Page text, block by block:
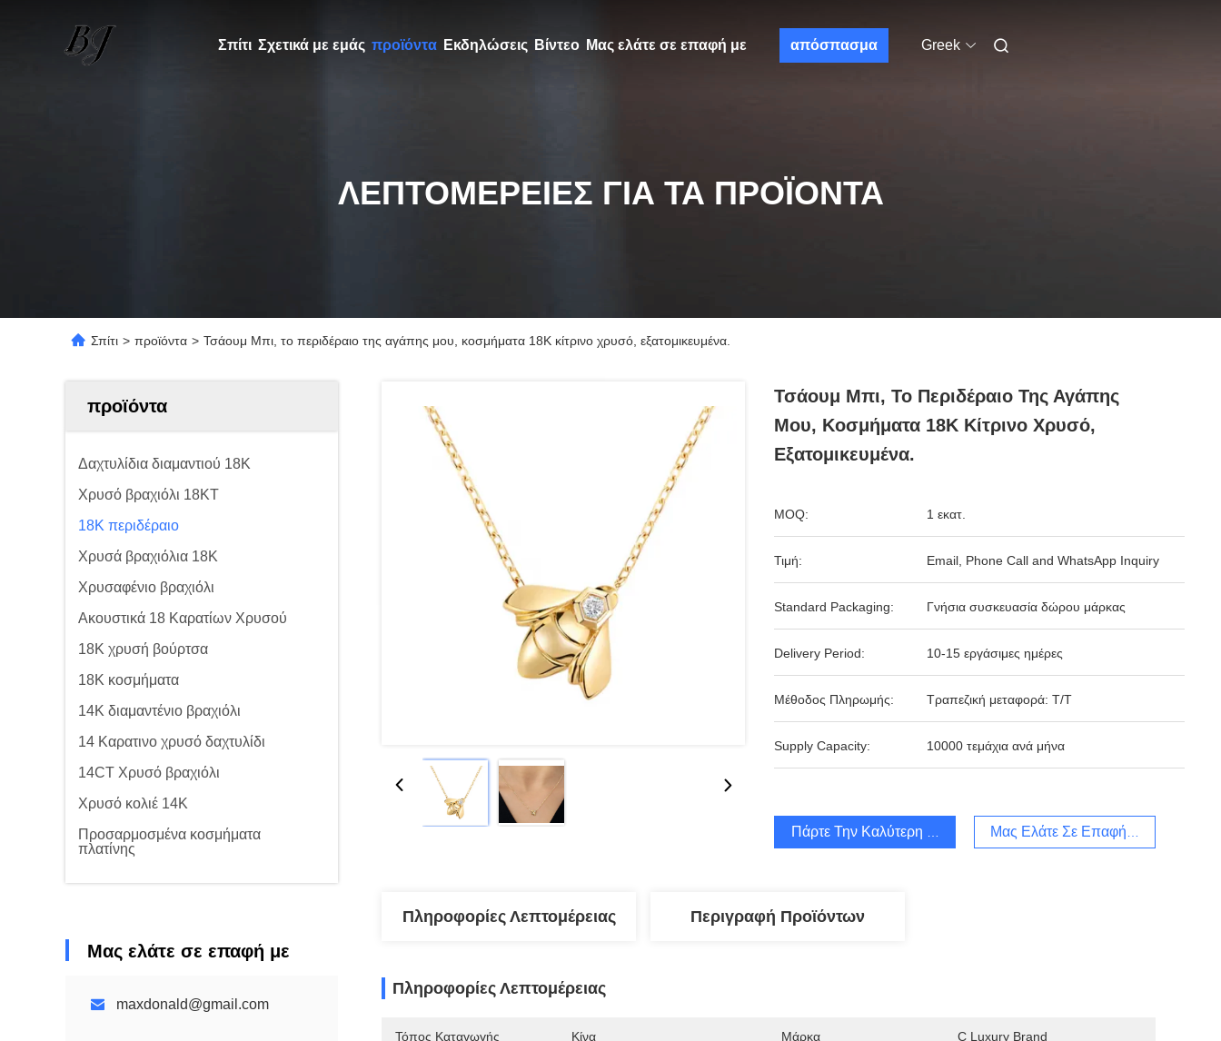
Σπίτι Σχετικά με εμάς προϊόντα Εκδηλώσεις Βίντεο Μας ελάτε σε επαφή με απόσπασμα Greek
ΛΕΠΤΟΜΈΡΕΙΕΣ ΓΙΑ ΤΑ ΠΡΟΪΌΝΤΑ
Σπίτι > προϊόντα > Τσάουμ Μπι, το περιδέραιο της αγάπης μου, κοσμήματα 18K κίτρινο χρυσό, εξατομικευμένα.
προϊόντα
Δαχτυλίδια διαμαντιού 18K
Χρυσό βραχιόλι 18KT
18K περιδέραιο
Χρυσά βραχιόλια 18K
Χρυσαφένιο βραχιόλι
Ακουστικά 18 Καρατίων Χρυσού
18K χρυσή βούρτσα
18K κοσμήματα
14K διαμαντένιο βραχιόλι
14 Καρατινο χρυσό δαχτυλίδι
14CT Χρυσό βραχιόλι
Χρυσό κολιέ 14K
Προσαρμοσμένα κοσμήματα
πλατίνης
Μας ελάτε σε επαφή με
maxdonald@gmail.com
Τσάουμ Μπι, Το Περιδέραιο Της Αγάπης
Μου, Κοσμήματα 18K Κίτρινο Χρυσό,
Εξατομικευμένα.
MOQ: 1 εκατ.
Τιμή: Email, Phone Call and WhatsApp Inquiry
Standard Packaging: Γνήσια συσκευασία δώρου μάρκας
Delivery Period: 10-15 εργάσιμες ημέρες
Μέθοδος Πληρωμής: Τραπεζική μεταφορά: T/T
Supply Capacity: 10000 τεμάχια ανά μήνα
Πάρτε Την Καλύτερη Τιμή Μας Ελάτε Σε Επαφή Με
Πληροφορίες Λεπτομέρειας Περιγραφή Προϊόντων
Πληροφορίες Λεπτομέρειας
Τόπος Καταγωγής Κίνα Μάρκα C Luxury Brand